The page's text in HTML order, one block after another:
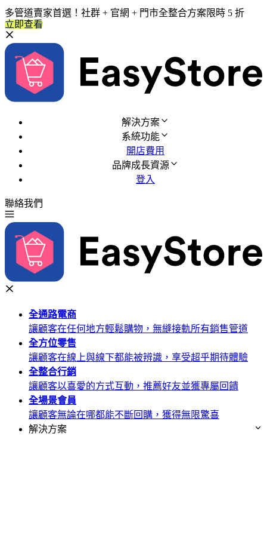
多管道賣家首選！社群 + 官網 + 門市全整合方案限時 5 折
立即查看
解決方案
系統功能
開店費用
品牌成長資源
登入
聯絡我們
全通路電商
讓顧客在任何地方輕鬆購物，無縫接軌所有銷售管道
全方位零售
讓顧客在線上與線下都能被辨識，享受超乎期待體驗
全整合行銷
讓顧客以喜愛的方式互動，推薦好友並獲專屬回饋
全場景會員
讓顧客無論在哪都能不斷回購，獲得無限驚喜
解決方案